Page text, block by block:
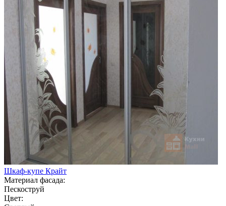
Шкаф-купе Крайт
Материал фасада:
Пескоструй
Цвет: